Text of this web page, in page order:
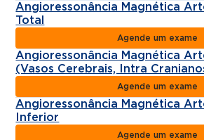
Angioressonância Magnética
Total
Agende um exame
Angioressonância Magnética
(Vasos Cerebrais, Intra
Agende um exame
Angioressonância Magnética
Inferior
Agende um exame